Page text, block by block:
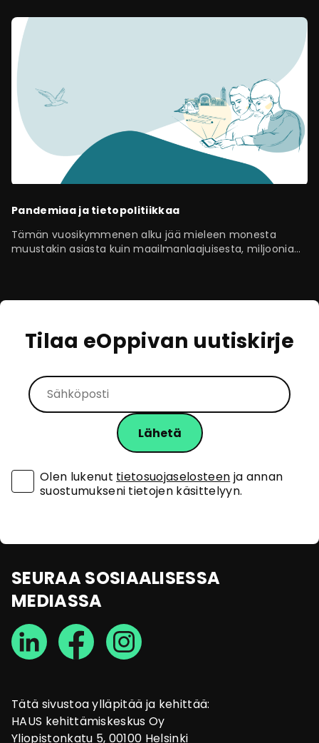
Pandemiaa ja tietopolitiikkaa
Tämän vuosikymmenen alku jää mieleen monesta
muustakin asiasta kuin maailmanlaajuisesta, miljoonia
Tilaa eOppivan uutiskirje
Olen lukenut tietosuojaselosteen ja annan
suostumukseni tietojen käsittelyyn.
SEURAA SOSIAALISESSA
MEDIASSA
Tätä sivustoa ylläpitää ja kehittää:
HAUS kehittämiskeskus Oy
Yliopistonkatu 5, 00100 Helsinki